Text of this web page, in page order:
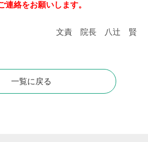
連絡をお願いします。
文責 院長 八辻 賢
一覧に戻る